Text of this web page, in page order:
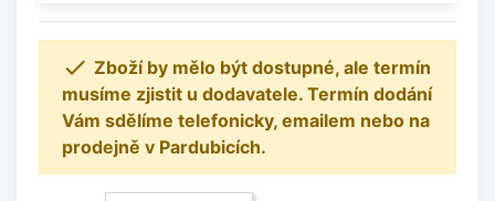
 Zboží by mělo být dostupné, ale termín
musíme zjistit u dodavatele. Termín dodání
Vám sdělíme telefonicky, emailem nebo na
prodejně v Pardubicích.